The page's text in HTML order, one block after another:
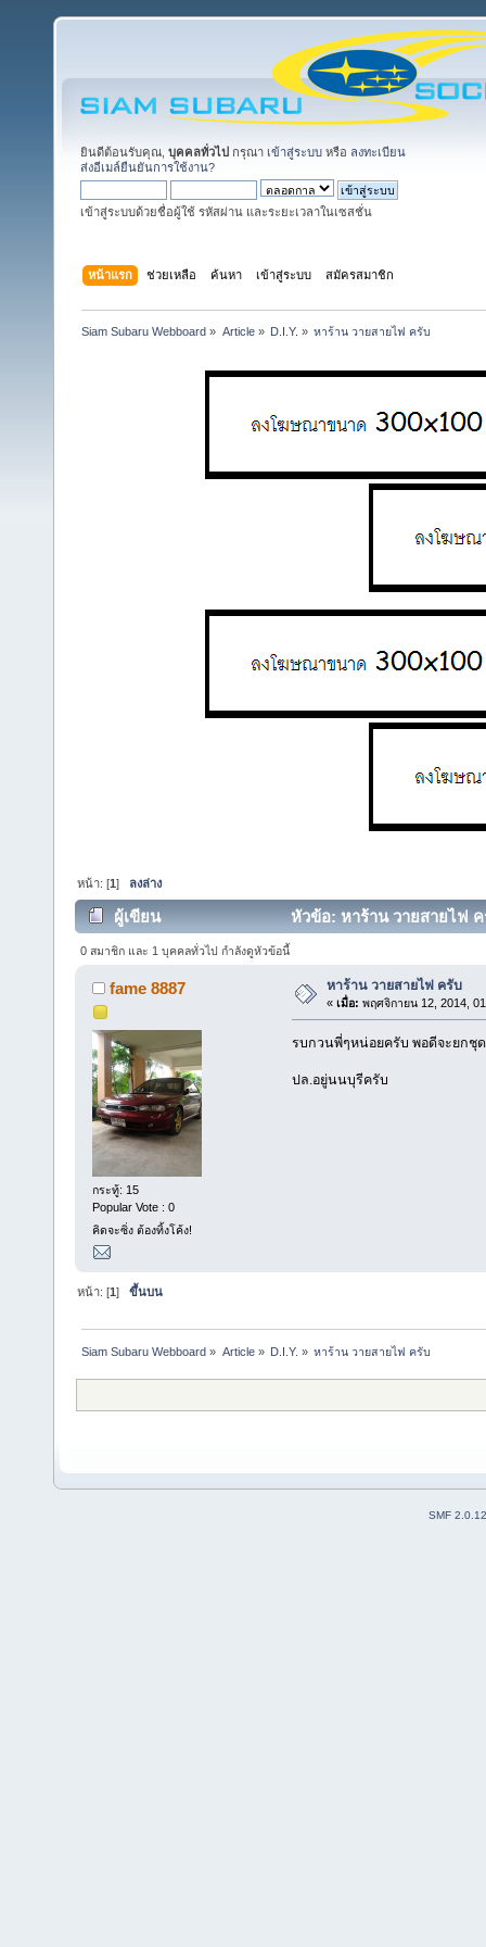
ยินดีต้อนรับคุณ, บุคคลทั่วไป กรุณา เข้าสู่ระบบ หรือ ลงทะเบียน
ส่งอีเมล์ยืนยันการใช้งาน?
เข้าสู่ระบบด้วยชื่อผู้ใช้ รหัสผ่าน และระยะเวลาในเซสชั่น
หน้าแรก ช่วยเหลือ ค้นหา เข้าสู่ระบบ สมัครสมาชิก
Siam Subaru Webboard » Article» D.I.Y. » หาร้าน วายสายไฟ ครับ
หน้า: [1] ลงล่าง
ผู้เขียน หัวข้อ: หาร้าน วายสายไฟ
0 สมาชิก และ 1 บุคคลทั่วไป กำลังดูหัวข้อนี้
fame 8887
กระทู้: 15
Popular Vote : 0
คิดจะซิ่ง ต้องทิ้งโค้ง!
หาร้าน วายสายไฟ ครับ
« เมื่อ: พฤศจิกายน 12, 2014,
รบกวนพี่ๆหน่อยครับ พอดีจะยกชุ
ปล.อยู่นนบุรีครับ
หน้า: [1]ขึ้นบน
Siam Subaru Webboard » Article» D.I.Y. » หาร้าน วายสายไฟ ครับ
SMF 2.0.12